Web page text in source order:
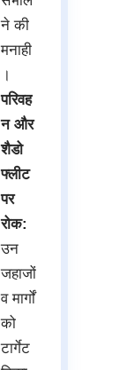
ने की
मनाही
।
परिवह
न और
शैडो
फ्लीट
पर
रोक:
उन
जहाजों
व मार्गों
को
टार्गेट